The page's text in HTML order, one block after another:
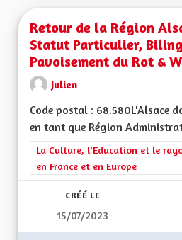
Retour de la Région
Statut Particulier,
Pavoisement du Rot &
Julien
Code postal : 68.580L'Alsace
en tant que Région
Filtrer les résultats de la
La Culture, l'Education et le
en France et en Europe
CRÉÉ LE
15/07/2023